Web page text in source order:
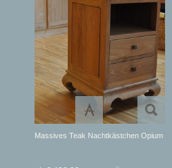
Massives Teak Nachtkästchen Opium